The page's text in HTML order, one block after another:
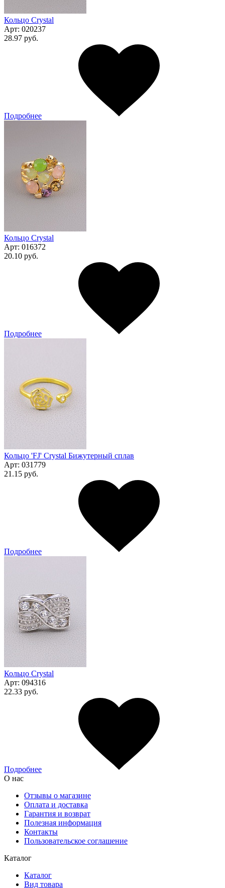
Кольцо Сrystal
Арт: 020237
28.97 руб.
Подробнее
Кольцо Сrystal
Арт: 016372
20.10 руб.
Подробнее
Кольцо 'FJ' Сrystal Бижутерный сплав
Арт: 031779
21.15 руб.
Подробнее
Кольцо Сrystal
Арт: 094316
22.33 руб.
Подробнее
О нас
Отзывы о магазине
Оплата и доставка
Гарантия и возврат
Полезная информация
Контакты
Пользовательское соглашение
Каталог
Каталог
Вид товара